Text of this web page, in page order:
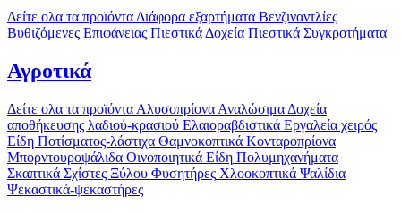
Δείτε ολα τα προϊόντα Διάφορα εξαρτήματα Βενζιναντλίες
Βυθιζόμενες Επιφάνειας Πιεστικά Δοχεία Πιεστικά Συγκροτήματα
Αγροτικά
Δείτε ολα τα προϊόντα Αλυσοπρίονα Αναλώσιμα Δοχεία
αποθήκευσης λαδιού-κρασιού Ελαιοραβδιστικά Εργαλεία χειρός
Είδη Ποτίσματος-λάστιχα Θαμνοκοπτικά Κονταροπρίονα
Μπορντουροψάλιδα Οινοποιητικά Είδη Πολυμηχανήματα
Σκαπτικά Σχίστες Ξύλου Φυσητήρες Χλοοκοπτικά Ψαλίδια
Ψεκαστικά-ψεκαστήρες